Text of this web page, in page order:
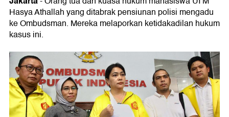
Hasya Athallah yang ditabrak pensiunan polisi mengadu
ke Ombudsman. Mereka melaporkan ketidakadilan hukum
kasus ini.